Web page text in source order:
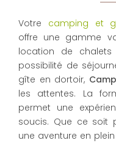
Votre camping et
offre une gamme
location de
possibilité de
gîte en dortoir,
les attentes. La
permet une
soucis. Que ce soit
une aventure en